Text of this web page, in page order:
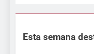
Esta semana